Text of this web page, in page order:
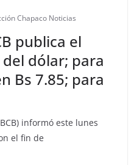
Chapaco Noticias
publica el
dólar; para
Bs 7.85; para
informó este lunes
el fin de